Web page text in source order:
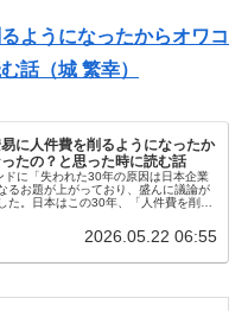
ようになったからオワコ
話（城 繁幸）
に人件費を削るようになったか
たの？と思った時に読む話
ドに「失われた30年の原因は日本企業
るお題が上がっており、盛んに議論が
た。日本はこの30年、「人件費を削れ
2026.05.22 06:55